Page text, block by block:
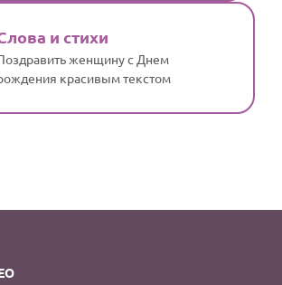
и стихи
женщину с Днем
красивым текстом